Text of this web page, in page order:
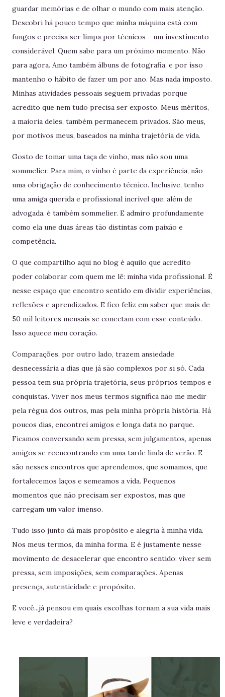
guardar memórias e de olhar o mundo com mais atenção.
Descobri há pouco tempo que minha máquina está com
fungos e precisa ser limpa por técnicos - um investimento
considerável. Quem sabe para um próximo momento. Não
para agora. Amo também álbuns de fotografia, e por isso
mantenho o hábito de fazer um por ano. Mas nada imposto.
Minhas atividades pessoais seguem privadas porque
acredito que nem tudo precisa ser exposto. Meus méritos,
a maioria deles, também permanecem privados. São meus,
por motivos meus, baseados na minha trajetória de vida.
Gosto de tomar uma taça de vinho, mas não sou uma
sommelier. Para mim, o vinho é parte da experiência, não
uma obrigação de conhecimento técnico. Inclusive, tenho
uma amiga querida e profissional incrível que, além de
advogada, é também sommelier. E admiro profundamente
como ela une duas áreas tão distintas com paixão e
competência.
O que compartilho aqui no blog é aquilo que acredito
poder colaborar com quem me lê: minha vida profissional. É
nesse espaço que encontro sentido em dividir experiências,
reflexões e aprendizados. E fico feliz em saber que mais de
50 mil leitores mensais se conectam com esse conteúdo.
Isso aquece meu coração.
Comparações, por outro lado, trazem ansiedade
desnecessária a dias que já são complexos por si só. Cada
pessoa tem sua própria trajetória, seus próprios tempos e
conquistas. Viver nos meus termos significa não me medir
pela régua dos outros, mas pela minha própria história. Há
poucos dias, encontrei amigos e longa data no parque.
Ficamos conversando sem pressa, sem julgamentos, apenas
amigos se reencontrando em uma tarde linda de verão. E
são nesses encontros que aprendemos, que somamos, que
fortalecemos laços e semeamos a vida. Pequenos
momentos que não precisam ser expostos, mas que
carregam um valor imenso.
Tudo isso junto dá mais propósito e alegria à minha vida.
Nos meus termos, da minha forma. E é justamente nesse
movimento de desacelerar que encontro sentido: viver sem
pressa, sem imposições, sem comparações. Apenas
presença, autenticidade e propósito.
E você...já pensou em quais escolhas tornam a sua vida mais
leve e verdadeira?